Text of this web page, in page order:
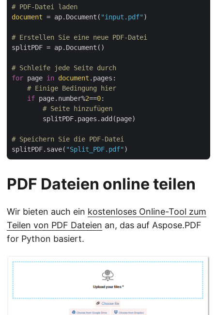
# PDF-Datei laden
document = ap.Document( "input.pdf" )
# Erstellen Sie eine neue PDF-Datei
splitPDF = ap.Document()
# Schleife jede Seite durch
for page in document .pages:
# Einige Bedingung hier
if page.number%2==0:
# Seite hinzufügen
        splitPDF.pages.add(page)
# Speichern Sie die PDF-Datei
splitPDF.save( "Split_PDF.pdf"
PDF Dateien online teilen
Wir bieten auch ein kostenloses Online-Tool zum
Teilen von PDF Dateien an, das auf Aspose.PDF
for Python basiert.